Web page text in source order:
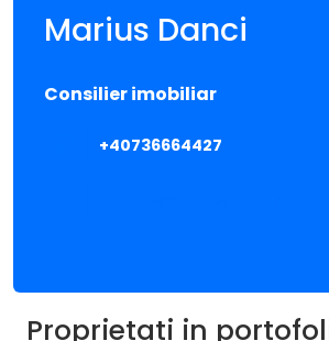
Marius Danci
Consilier imobiliar
+40736664427‬
Proprietati in